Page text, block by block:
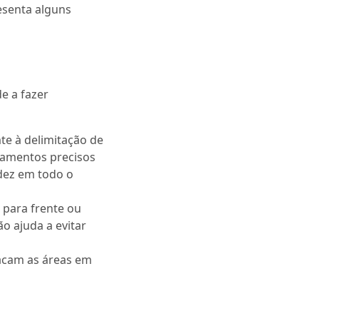
alguns
a fazer
à delimitação de
precisos
em todo o
para frente ou
ajuda a evitar
as áreas em